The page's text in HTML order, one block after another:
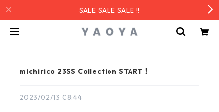
SALE SALE SALE !!
michirico 23SS Collection START！
2023/02/13 08:44